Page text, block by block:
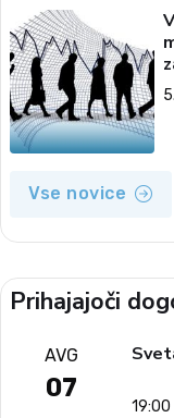
Vse novice
Prihajajoči
AVG
07